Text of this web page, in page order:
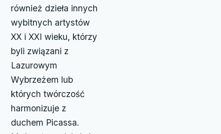
również dzieła innych
wybitnych artystów
XX i XXI wieku, którzy
byli związani z
Lazurowym
Wybrzeżem lub
których twórczość
harmonizuje z
duchem Picassa.